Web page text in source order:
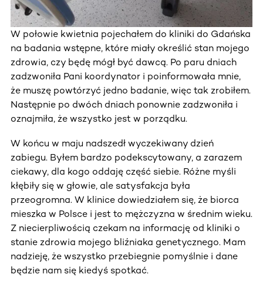
W połowie kwietnia pojechałem do kliniki do Gdańska
na badania wstępne, które miały określić stan mojego
zdrowia, czy będę mógł być dawcą. Po paru dniach
zadzwoniła Pani koordynator i poinformowała mnie,
że muszę powtórzyć jedno badanie, więc tak zrobiłem.
Następnie po dwóch dniach ponownie zadzwoniła i
oznajmiła, że wszystko jest w porządku.
W końcu w maju nadszedł wyczekiwany dzień
zabiegu. Byłem bardzo podekscytowany, a zarazem
ciekawy, dla kogo oddaję część siebie. Różne myśli
kłębiły się w głowie, ale satysfakcja była
przeogromna. W klinice dowiedziałem się, że biorca
mieszka w Polsce i jest to mężczyzna w średnim wieku.
Z niecierpliwością czekam na informację od kliniki o
stanie zdrowia mojego bliźniaka genetycznego. Mam
nadzieję, że wszystko przebiegnie pomyślnie i dane
będzie nam się kiedyś spotkać.